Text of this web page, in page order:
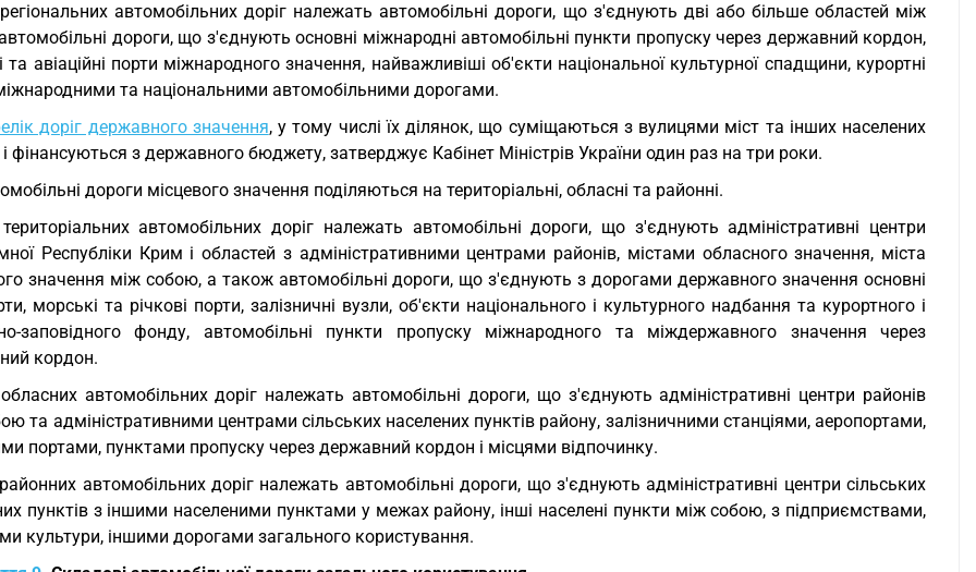
автомобільних доріг належать автомобільні дороги, що з'єднують дві або більше областей між
дороги, що з'єднують основні міжнародні автомобільні пункти пропуску через державний кордон,
та авіаційні порти міжнародного значення, найважливіші об'єкти національної культурної спадщини, курортні
та національними автомобільними дорогами.
доріг державного значення, у тому числі їх ділянок, що суміщаються з вулицями міст та інших населених
і фінансуються з державного бюджету, затверджує Кабінет Міністрів України один раз на три роки.
дороги місцевого значення поділяються на територіальні, обласні та районні.
автомобільних доріг належать автомобільні дороги, що з'єднують адміністративні центри
Республіки Крим і областей з адміністративними центрами районів, містами обласного значення, міста
значення між собою, а також автомобільні дороги, що з'єднують з дорогами державного значення основні
морські та річкові порти, залізничні вузли, об'єкти національного і культурного надбання та курортного і
заповідного фонду, автомобільні пункти пропуску міжнародного та міждержавного значення через
кордон.
автомобільних доріг належать автомобільні дороги, що з'єднують адміністративні центри районів
та адміністративними центрами сільських населених пунктів району, залізничними станціями, аеропортами,
портами, пунктами пропуску через державний кордон і місцями відпочинку.
автомобільних доріг належать автомобільні дороги, що з'єднують адміністративні центри сільських
пунктів з іншими населеними пунктами у межах району, інші населені пункти між собою, з підприємствами,
культури, іншими дорогами загального користування.